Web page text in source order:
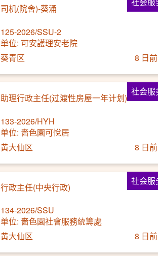
司机(院舍)-葵涌
125-2026/SSU-2
单位: 可安護理安老院
葵青区
8 日前
社会服
助理行政主任(过渡性房屋一年计划)
133-2026/HYH
单位: 嗇色園可悅居
黄大仙区
8 日前
社会服
行政主任(中央行政)
134-2026/SSU
单位: 嗇色園社會服務統籌處
黄大仙区
8 日前